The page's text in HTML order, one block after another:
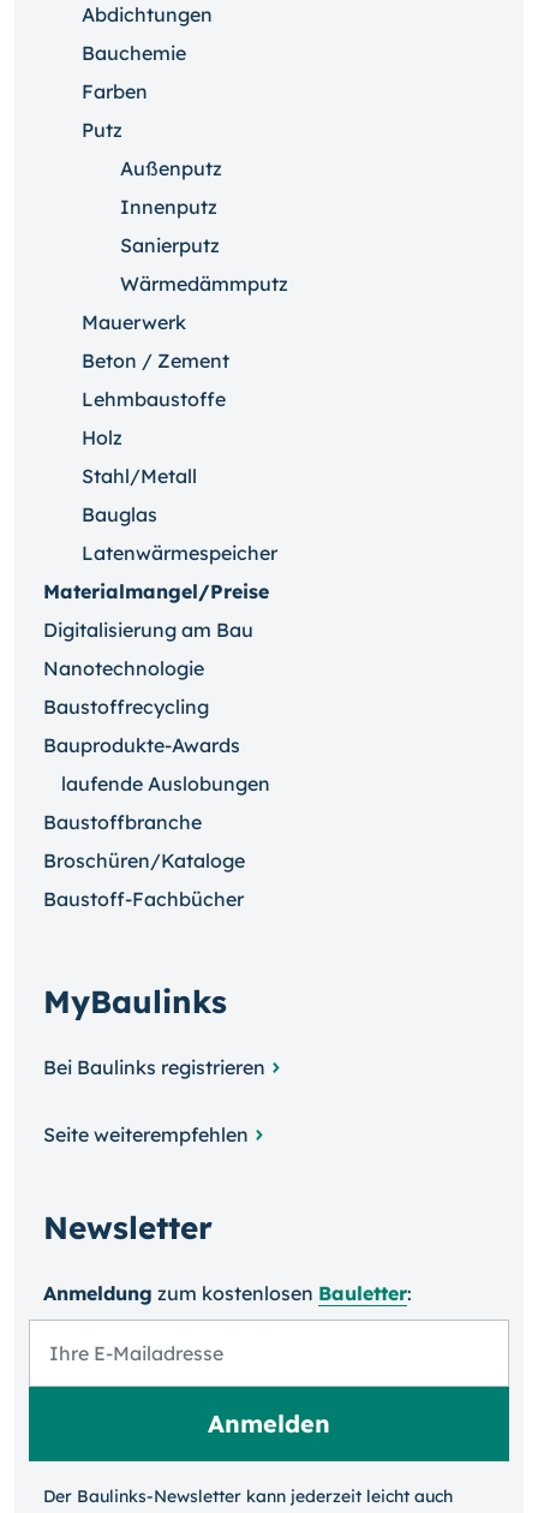
Abdichtungen
Bauchemie
Farben
Putz
Außenputz
Innenputz
Sanierputz
Wärmedämmputz
Mauerwerk
Beton / Zement
Lehmbaustoffe
Holz
Stahl/Metall
Bauglas
Latenwärmespeicher
Materialmangel/Preise
Digitalisierung am Bau
Nanotechnologie
Baustoffrecycling
Bauprodukte-Awards
laufende Auslobungen
Baustoffbranche
Broschüren/Kataloge
Baustoff-Fachbücher
MyBaulinks
Bei Baulinks registrieren
Seite weiterempfehlen
Newsletter
Anmeldung zum kosten­losen Bauletter:
Der Baulinks-Newsletter kann jeder­zeit leicht auch